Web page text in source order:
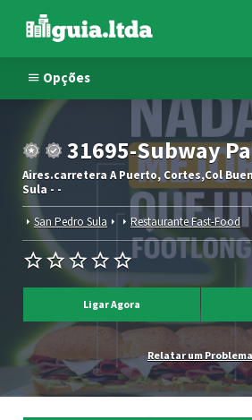
Opções
31695-Subway
Aires.carretera A Puerto, Cortes,Col
Sula - -
San Pedro Sula Restaurante Fast-Food
Ligar Agora
Relatar um Problema